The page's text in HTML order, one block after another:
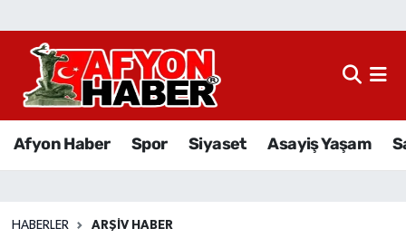
Afyon Haber Spor Siyaset Asayiş Yaşam
HABERLER ARŞIV HABER
Afyon Haber